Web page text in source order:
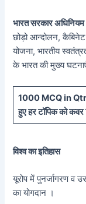
भारत सरकार
छोड़ो आन्दोलन,
योजना, भारतीय
के भारत की मुख्य
1000 MCQ in
हुएहर टॉपिक को कवर
विश्व का इतिहास
यूरोप में पुनर्जागरण व
का योगदान ।